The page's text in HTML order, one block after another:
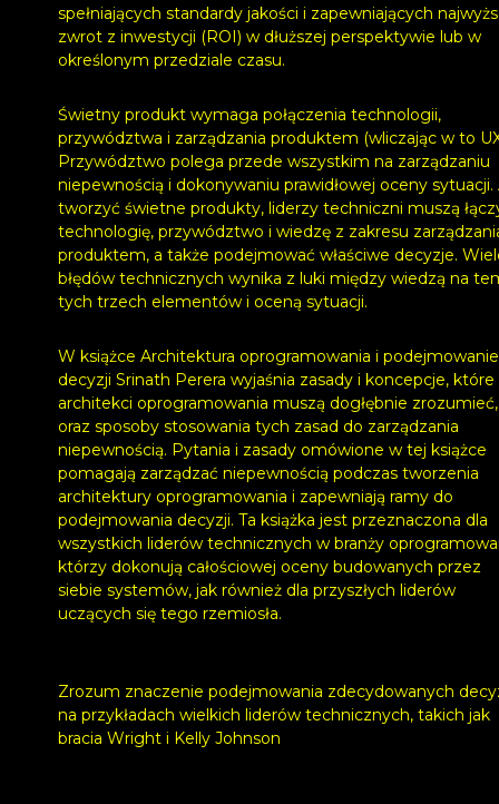
spełniających standardy jakości i zapewniających
zwrot z inwestycji (ROI) w dłuższej perspektywie lub w
określonym przedziale czasu.
Świetny produkt wymaga połączenia technologii,
przywództwa i zarządzania produktem (wliczając w to
Przywództwo polega przede wszystkim na zarządzaniu
niepewnością i dokonywaniu prawidłowej oceny sytuacji.
tworzyć świetne produkty, liderzy techniczni muszą
technologię, przywództwo i wiedzę z zakresu
produktem, a także podejmować właściwe decyzje.
błędów technicznych wynika z luki między wiedzą na
tych trzech elementów i oceną sytuacji.
W książce Architektura oprogramowania i podejmowanie
decyzji Srinath Perera wyjaśnia zasady i koncepcje, które
architekci oprogramowania muszą dogłębnie zrozumieć,
oraz sposoby stosowania tych zasad do zarządzania
niepewnością. Pytania i zasady omówione w tej książce
pomagają zarządzać niepewnością podczas tworzenia
architektury oprogramowania i zapewniają ramy do
podejmowania decyzji. Ta książka jest przeznaczona dla
wszystkich liderów technicznych w branży
którzy dokonują całościowej oceny budowanych przez
siebie systemów, jak również dla przyszłych liderów
uczących się tego rzemiosła.
Zrozum znaczenie podejmowania zdecydowanych
na przykładach wielkich liderów technicznych, takich jak
bracia Wright i Kelly Johnson